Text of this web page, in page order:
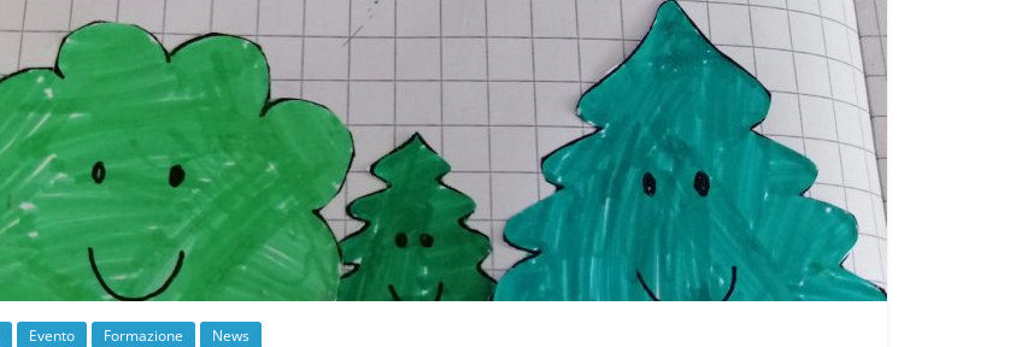
Evento Formazione News